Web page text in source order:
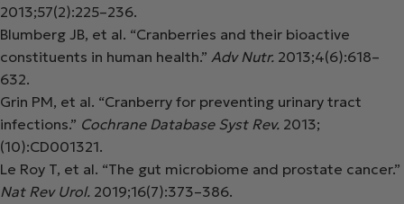
2013;57(2):225–236.
Blumberg JB, et al. “Cranberries and their bioactive
constituents in human health.” Adv Nutr. 2013;4(6):618–
632.
Grin PM, et al. “Cranberry for preventing urinary tract
infections.” Cochrane Database Syst Rev. 2013;
(10):CD001321.
Le Roy T, et al. “The gut microbiome and prostate cancer.”
Nat Rev Urol. 2019;16(7):373–386.